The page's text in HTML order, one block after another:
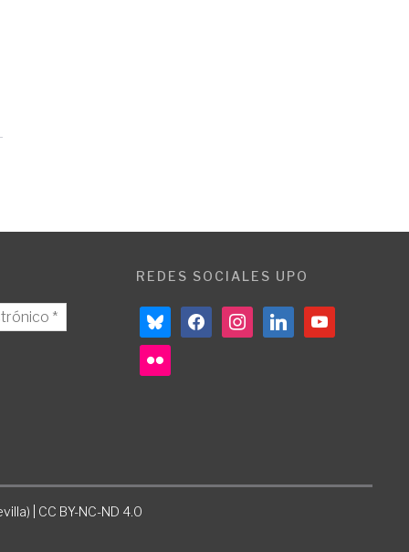
REDES SOCIALES UPO
blueskyfacebookinstagramlinkedin youtube
flickr
| CC BY-NC-ND 4.0